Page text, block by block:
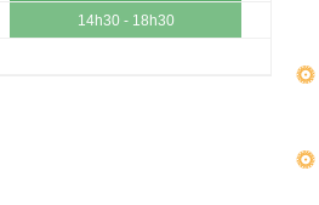
14h30 - 18h30